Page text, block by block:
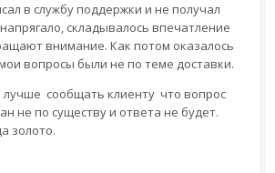
в службу поддержки и не получал
складывалось впечатление
внимание. Как потом оказалось
вопросы были не по теме доставки.
сообщать клиенту что вопрос
не по существу и ответа не будет.
золото.